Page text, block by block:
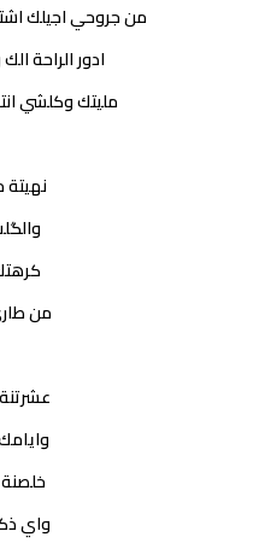
من جروحي اجيلك
ادور الراحة
مليتك وكلشي
من
واي